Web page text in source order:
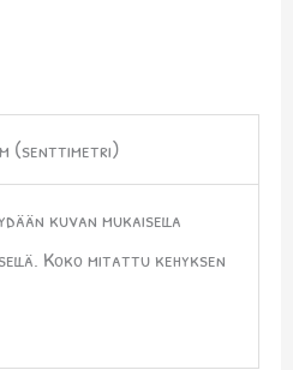
(senttimetri)
kuvan mukaisella
Koko mitattu kehyksen